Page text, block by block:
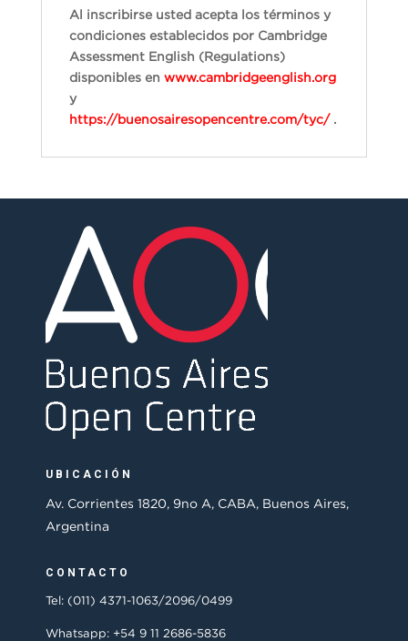
Al inscribirse usted acepta los términos y
condiciones establecidos por Cambridge
Assessment English (Regulations)
disponibles en www.cambridgeenglish.org
y
https://buenosairesopencentre.com/tyc/.
UBICACIÓN
Av. Corrientes 1820, 9no A, CABA, Buenos Aires,
Argentina
CONTACTO
Tel: (011) 4371-1063/2096/0499
Whatsapp: +54 9 11 2686-5836